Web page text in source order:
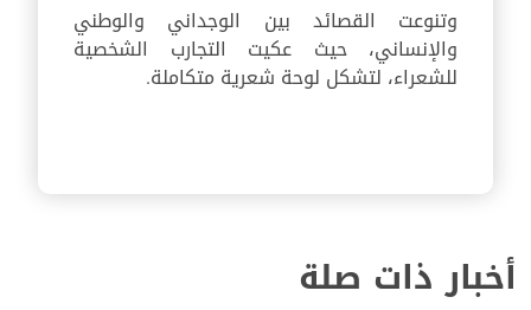
وتنوعت القصائد بين الوجداني والوطني
والإنساني، حيث عكيت التجارب الشخصية
للشعراء، لتشكل لوحة شعرية متكاملة.
أخبار ذات صلة